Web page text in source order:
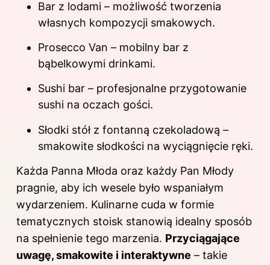
Bar z lodami – możliwość tworzenia
własnych kompozycji smakowych.
Prosecco Van – mobilny bar z
bąbelkowymi drinkami.
Sushi bar – profesjonalne przygotowanie
sushi na oczach gości.
Słodki stół z fontanną czekoladową –
smakowite słodkości na wyciągnięcie ręki.
Każda Panna Młoda oraz każdy Pan Młody
pragnie, aby ich wesele było wspaniałym
wydarzeniem. Kulinarne cuda w formie
tematycznych stoisk stanowią idealny sposób
na spełnienie tego marzenia. Przyciągające
uwagę, smakowite i interaktywne – takie